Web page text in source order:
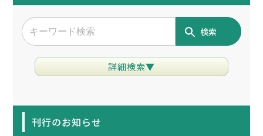
検索
詳細検索▼
刊行のお知らせ